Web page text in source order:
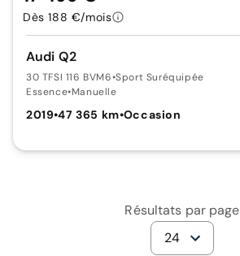
Audi Q2
30 TFSI 116 BVM6•Sport Suréquipée
Essence•Manuelle
2019•47 365 km•Occasion
Dès 188 €/mois
Résultats par page
24